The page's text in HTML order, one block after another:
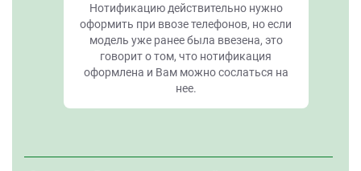
Нотификацию действительно нужно
оформить при ввозе телефонов, но если
модель уже ранее была ввезена, это
говорит о том, что нотификация
оформлена и Вам можно сослаться на
нее.